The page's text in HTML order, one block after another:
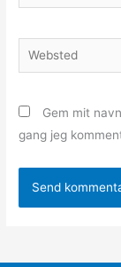
Websted
Gem mit
gang jeg